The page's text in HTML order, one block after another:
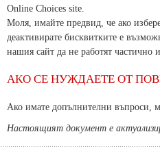
Online Choices site.
Моля, имайте предвид, че ако
деактивирате бисквитките е
нашия сайт да не работят частично
АКО СЕ НУЖДАЕТЕ ОТ
Ако имате допълнителни въпроси,
Настоящият документ е